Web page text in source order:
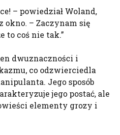
– powiedział Woland,
okno. – Zaczynam się
to coś nie tak.”
dwuznaczności i
co odzwierciedla
Jego sposób
jego postać, ale
elementy grozy i